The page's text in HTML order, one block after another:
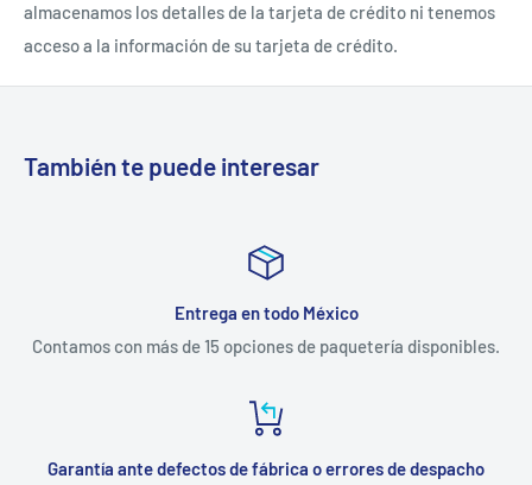
almacenamos los detalles de la tarjeta de crédito ni tenemos
acceso a la información de su tarjeta de crédito.
También te puede interesar
Entrega en todo México
Contamos con más de 15 opciones de paquetería disponibles.
Garantía ante defectos de fábrica o errores de despacho